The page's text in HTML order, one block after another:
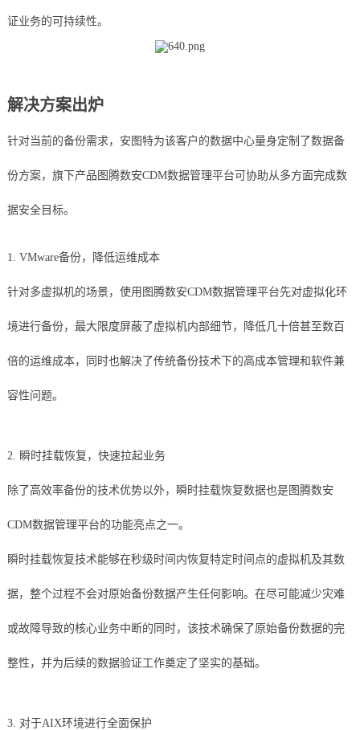
证业务的可持续性。
解决方案出炉
针对当前的备份需求，安图特为该客户的数据中心量身定制了数据备
份方案，旗下产品图腾数安CDM数据管理平台可协助从多方面完成数
据安全目标。
1. VMware备份，降低运维成本
针对多虚拟机的场景，使用图腾数安CDM数据管理平台先对虚拟化环
境进行备份，最大限度屏蔽了虚拟机内部细节，降低几十倍甚至数百
倍的运维成本，同时也解决了传统备份技术下的高成本管理和软件兼
容性问题。
2. 瞬时挂载恢复，快速拉起业务
除了高效率备份的技术优势以外，瞬时挂载恢复数据也是图腾数安
CDM数据管理平台的功能亮点之一。
瞬时挂载恢复技术能够在秒级时间内恢复特定时间点的虚拟机及其数
据，整个过程不会对原始备份数据产生任何影响。在尽可能减少灾难
或故障导致的核心业务中断的同时，该技术确保了原始备份数据的完
整性，并为后续的数据验证工作奠定了坚实的基础。
3. 对于AIX环境进行全面保护